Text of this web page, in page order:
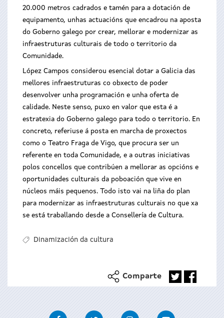
20.000 metros cadrados e tamén para a dotación de
equipamento, unhas actuacións que encadrou na aposta
do Goberno galego por crear, mellorar e modernizar as
infraestruturas culturais de todo o territorio da
Comunidade.
López Campos considerou esencial dotar a Galicia das
mellores infraestruturas co obxecto de poder
desenvolver unha programación e unha oferta de
calidade. Neste senso, puxo en valor que esta é a
estratexia do Goberno galego para todo o territorio. En
concreto, referiuse á posta en marcha de proxectos
como o Teatro Fraga de Vigo, que procura ser un
referente en toda Comunidade, e a outras iniciativas
polos concellos que contribúen a mellorar as opcións e
oportunidades culturais da poboación que vive en
núcleos máis pequenos. Todo isto vai na liña do plan
para modernizar as infraestruturas culturais no que xa
se está traballando desde a Consellería de Cultura.
Dinamización da cultura
Comparte
FacebookTwitter InstagramYoutube